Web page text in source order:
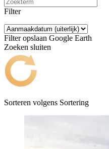
Filter
Filter opslaan Google Earth
Zoeken sluiten
Sorteren volgens Sortering